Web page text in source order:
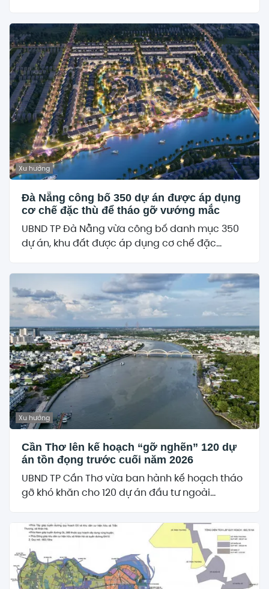
Xu hướng
Đà Nẵng công bố 350 dự án được áp dụng
cơ chế đặc thù để tháo gỡ vướng mắc
UBND TP Đà Nẵng vừa công bố danh mục 350
dự án, khu đất được áp dụng cơ chế đặc...
Xu hướng
Cần Thơ lên kế hoạch “gỡ nghẽn” 120 dự
án tồn đọng trước cuối năm 2026
UBND TP Cần Thơ vừa ban hành kế hoạch tháo
gỡ khó khăn cho 120 dự án đầu tư ngoài...